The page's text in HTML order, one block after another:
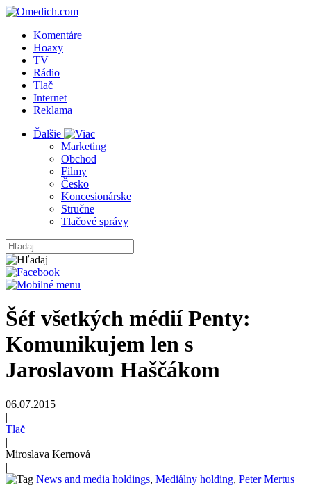
Komentáre
Hoaxy
TV
Rádio
Tlač
Internet
Reklama
Ďalšie
Marketing
Obchod
Filmy
Česko
Koncesionárske
Stručne
Tlačové správy
Šéf všetkých médií Penty:
Komunikujem len s
Jaroslavom Haščákom
06.07.2015
|
Tlač
|
Miroslava Kernová
|
News and media holdings, Mediálny holding, Peter Mertus